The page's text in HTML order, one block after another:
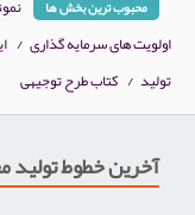
محبوب ترین بخش ها
اولویت های سرمایه گذاری /
تولید / کتاب طرح توجیهی
آخرین خطوط